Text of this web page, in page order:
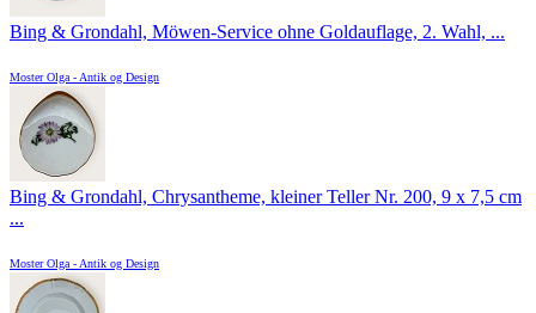
Bing & Grondahl, Möwen-Service ohne Goldauflage, 2. Wahl, ...
Moster Olga - Antik og Design
Bing & Grondahl, Chrysantheme, kleiner Teller Nr. 200, 9 x 7,5 cm
...
Moster Olga - Antik og Design